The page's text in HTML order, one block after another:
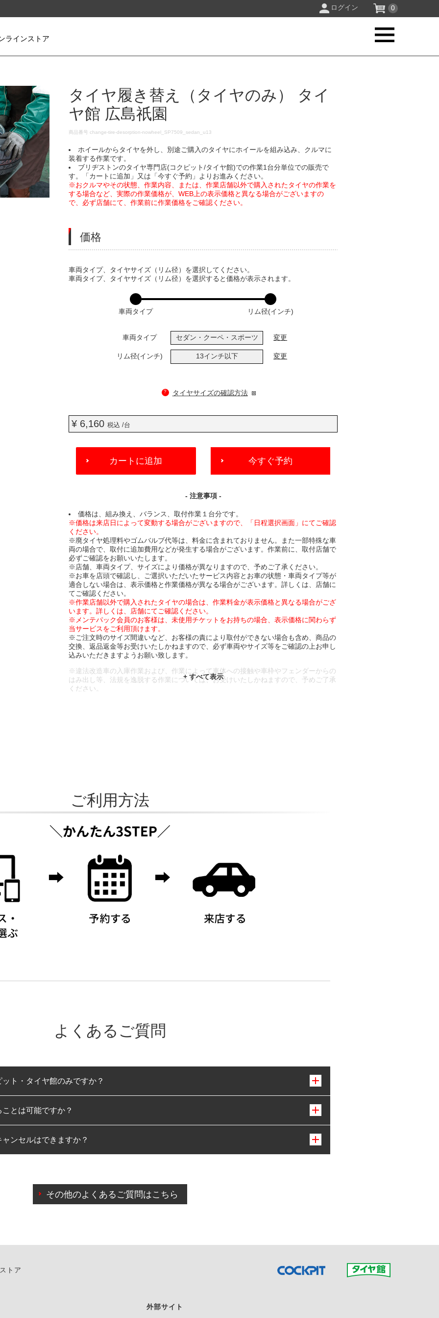
ログイン 0
ラインストア
タイヤ履き替え（タイヤのみ） タイ
ヤ館 広島祇園
DETAILS
商品番号change-tire-desorption-nowheel_SP7509_sedan_u13
ホイールからタイヤを外し、別途ご購入のタイヤにホイールを組み込み、クルマに
装着する作業です。
ブリヂストンのタイヤ専門店(コクピット/タイヤ館)での作業1台分単位での販売で
す。「カートに追加」又は「今すぐ予約」よりお進みください。
※おクルマやその状態、作業内容、または、作業店舗以外で購入されたタイヤの作業を
する場合など、実際の作業価格が、WEB上の表示価格と異なる場合がございますの
で、必ず店舗にて、作業前に作業価格をご確認ください。
価格
VARIATIONS
車両タイプ、タイヤサイズ（リム径）を選択してください。
車両タイプ、タイヤサイズ（リム径）を選択すると価格が表示されます。
車両タイプ リム径(インチ)
車両タイプ セダン・クーペ・スポーツ 変更
リム径(インチ) 13インチ以下 変更
? タイヤサイズの確認方法
¥ 6,160税込 /台
ADD
CART
カートに追加 今すぐ予約
- 注意事項 -
価格は、組み換え、バランス、取付作業１台分です。
※価格は来店日によって変動する場合がございますので、「日程選択画面」にてご確認
ください。
※廃タイヤ処理料やゴムバルブ代等は、料金に含まれておりません。また一部特殊な車
両の場合で、取付に追加費用などが発生する場合がございます。作業前に、取付店舗で
必ずご確認をお願いいたします。
※店舗、車両タイプ、サイズにより価格が異なりますので、予めご了承ください。
※お車を店頭で確認し、ご選択いただいたサービス内容とお車の状態・車両タイプ等が
適合しない場合は、表示価格と作業価格が異なる場合がございます。詳しくは、店舗に
てご確認ください。
※作業店舗以外で購入されたタイヤの場合は、作業料金が表示価格と異なる場合がござ
います。詳しくは、店舗にてご確認ください。
※メンテパック会員のお客様は、未使用チケットをお持ちの場合、表示価格に関わらず
当サービスをご利用頂けます。
※ご注文時のサイズ間違いなど、お客様の責により取付ができない場合も含め、商品の
交換、返品返金等お受けいたしかねますので、必ず車両やサイズ等をご確認の上お申し
込みいただきますようお願い致します。
※違法改造車の入庫作業および、作業によって車体への接触や車枠やフェンダーからの
はみ出し等、法規を逸脱する作業については、お受けいたしかねますので、予めご了承
ください。
ご利用方法
よくあるご質問
ト・タイヤ館のみですか？
みとなります。
とは可能ですか？
可能です。
ンセルはできますか？
によりご予約のキャンセルをご希望の際は、直接ご予約いただいた店舗へご連絡くださ
その他のよくあるご質問はこちら
トア
外部サイト